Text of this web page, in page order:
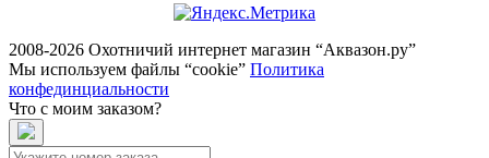
2008-2026 Охотничий интернет магазин “Аквазон.ру”
Мы используем файлы “cookie” Политика
конфединциальности
Что с моим заказом?